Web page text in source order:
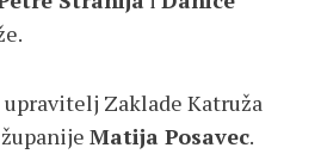
Zaklade Katruža
Matija Posavec.